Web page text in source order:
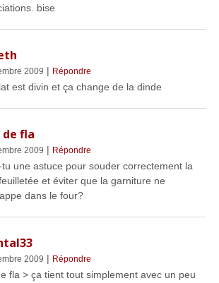
bise
2009 | Répondre
est divin et ça change de la dinde
fla
2009 | Répondre
tu une astuce pour souder correctement la
et éviter que la garniture ne
dans le four?
2009 | Répondre
fla > ça tient tout simplement avec un peu